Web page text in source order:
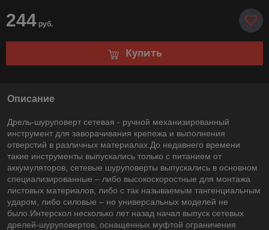
244 руб.
Купить
Описание
Дрель-шуруповерт сетевая - ручной механизированный
инструмент для заворачивания крепежа и выполнения
отверстий в различных материалах.До недавнего времени
такие инструменты выпускались только с питанием от
аккумуляторов, сетевые шуруповерты выпускались в основном
специализированные – либо высокоскоростные для монтажа
листовых материалов, либо с так называемым тангенциальным
ударом, либо силовые – но универсальных моделей не
было.Интерскол несколько лет назад начал выпуск сетевых
дрелей-шуруповертов, оснащенных муфтой ограничения